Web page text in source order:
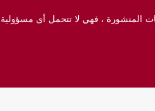
المنشورة ، فهي لا تتحمل أى مسؤولية